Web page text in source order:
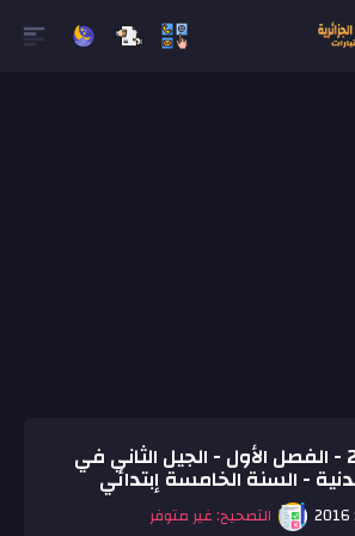
الإمتحان رقم 23 - الفصل الأول - الجيل الثاني في
- السنة الخامسة إبتدائي
التصحيح: غير متوفر